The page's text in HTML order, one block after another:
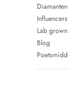
Influencers
Lab
Blog